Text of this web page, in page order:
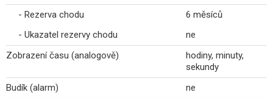
- Rezerva chodu
6 měsíců
- Ukazatel rezervy chodu
ne
Zobrazení času (analogově)
hodiny, minuty,
sekundy
Budík (alarm)
ne